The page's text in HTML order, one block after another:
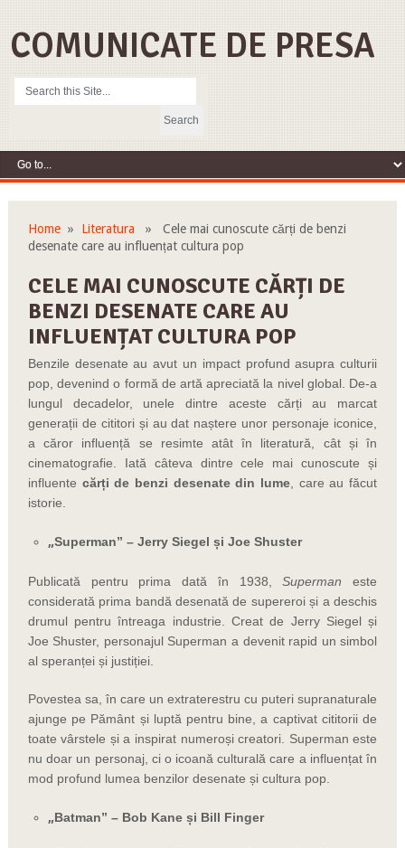
COMUNICATE DE PRESA
Home» Literatura » Cele mai cunoscute cărți de benzi
desenate care au influențat cultura pop
CELE MAI CUNOSCUTE CĂRȚI DE
BENZI DESENATE CARE AU
INFLUENȚAT CULTURA POP
Benzile desenate au avut un impact profund asupra culturii
pop, devenind o formă de artă apreciată la nivel global. De-a
lungul decadelor, unele dintre aceste cărți au marcat
generații de cititori și au dat naștere unor personaje iconice,
a căror influență se resimte atât în literatură, cât și în
cinematografie. Iată câteva dintre cele mai cunoscute și
influente cărți de benzi desenate din lume , care au făcut
istorie.
„Superman” – Jerry Siegel și Joe Shuster
Publicată pentru prima dată în 1938,Superman este
considerată prima bandă desenată de supereroi și a deschis
drumul pentru întreaga industrie. Creat de Jerry Siegel și
Joe Shuster, personajul Superman a devenit rapid un simbol
al speranței și justiției.
Povestea sa, în care un extraterestru cu puteri supranaturale
ajunge pe Pământ și luptă pentru bine, a captivat cititorii de
toate vârstele și a inspirat numeroși creatori. Superman este
nu doar un personaj, ci o icoană culturală care a influențat în
mod profund lumea benzilor desenate și cultura pop.
„Batman” – Bob Kane și Bill Finger